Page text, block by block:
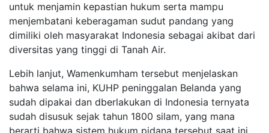
untuk menjamin kepastian hukum serta mampu
menjembatani keberagaman sudut pandang yang
dimiliki oleh masyarakat Indonesia sebagai akibat dari
diversitas yang tinggi di Tanah Air.
Lebih lanjut, Wamenkumham tersebut menjelaskan
bahwa selama ini, KUHP peninggalan Belanda yang
sudah dipakai dan dberlakukan di Indonesia ternyata
sudah disusuk sejak tahun 1800 silam, yang mana
berarti bahwa sistem hukum pidana tersebut saat ini